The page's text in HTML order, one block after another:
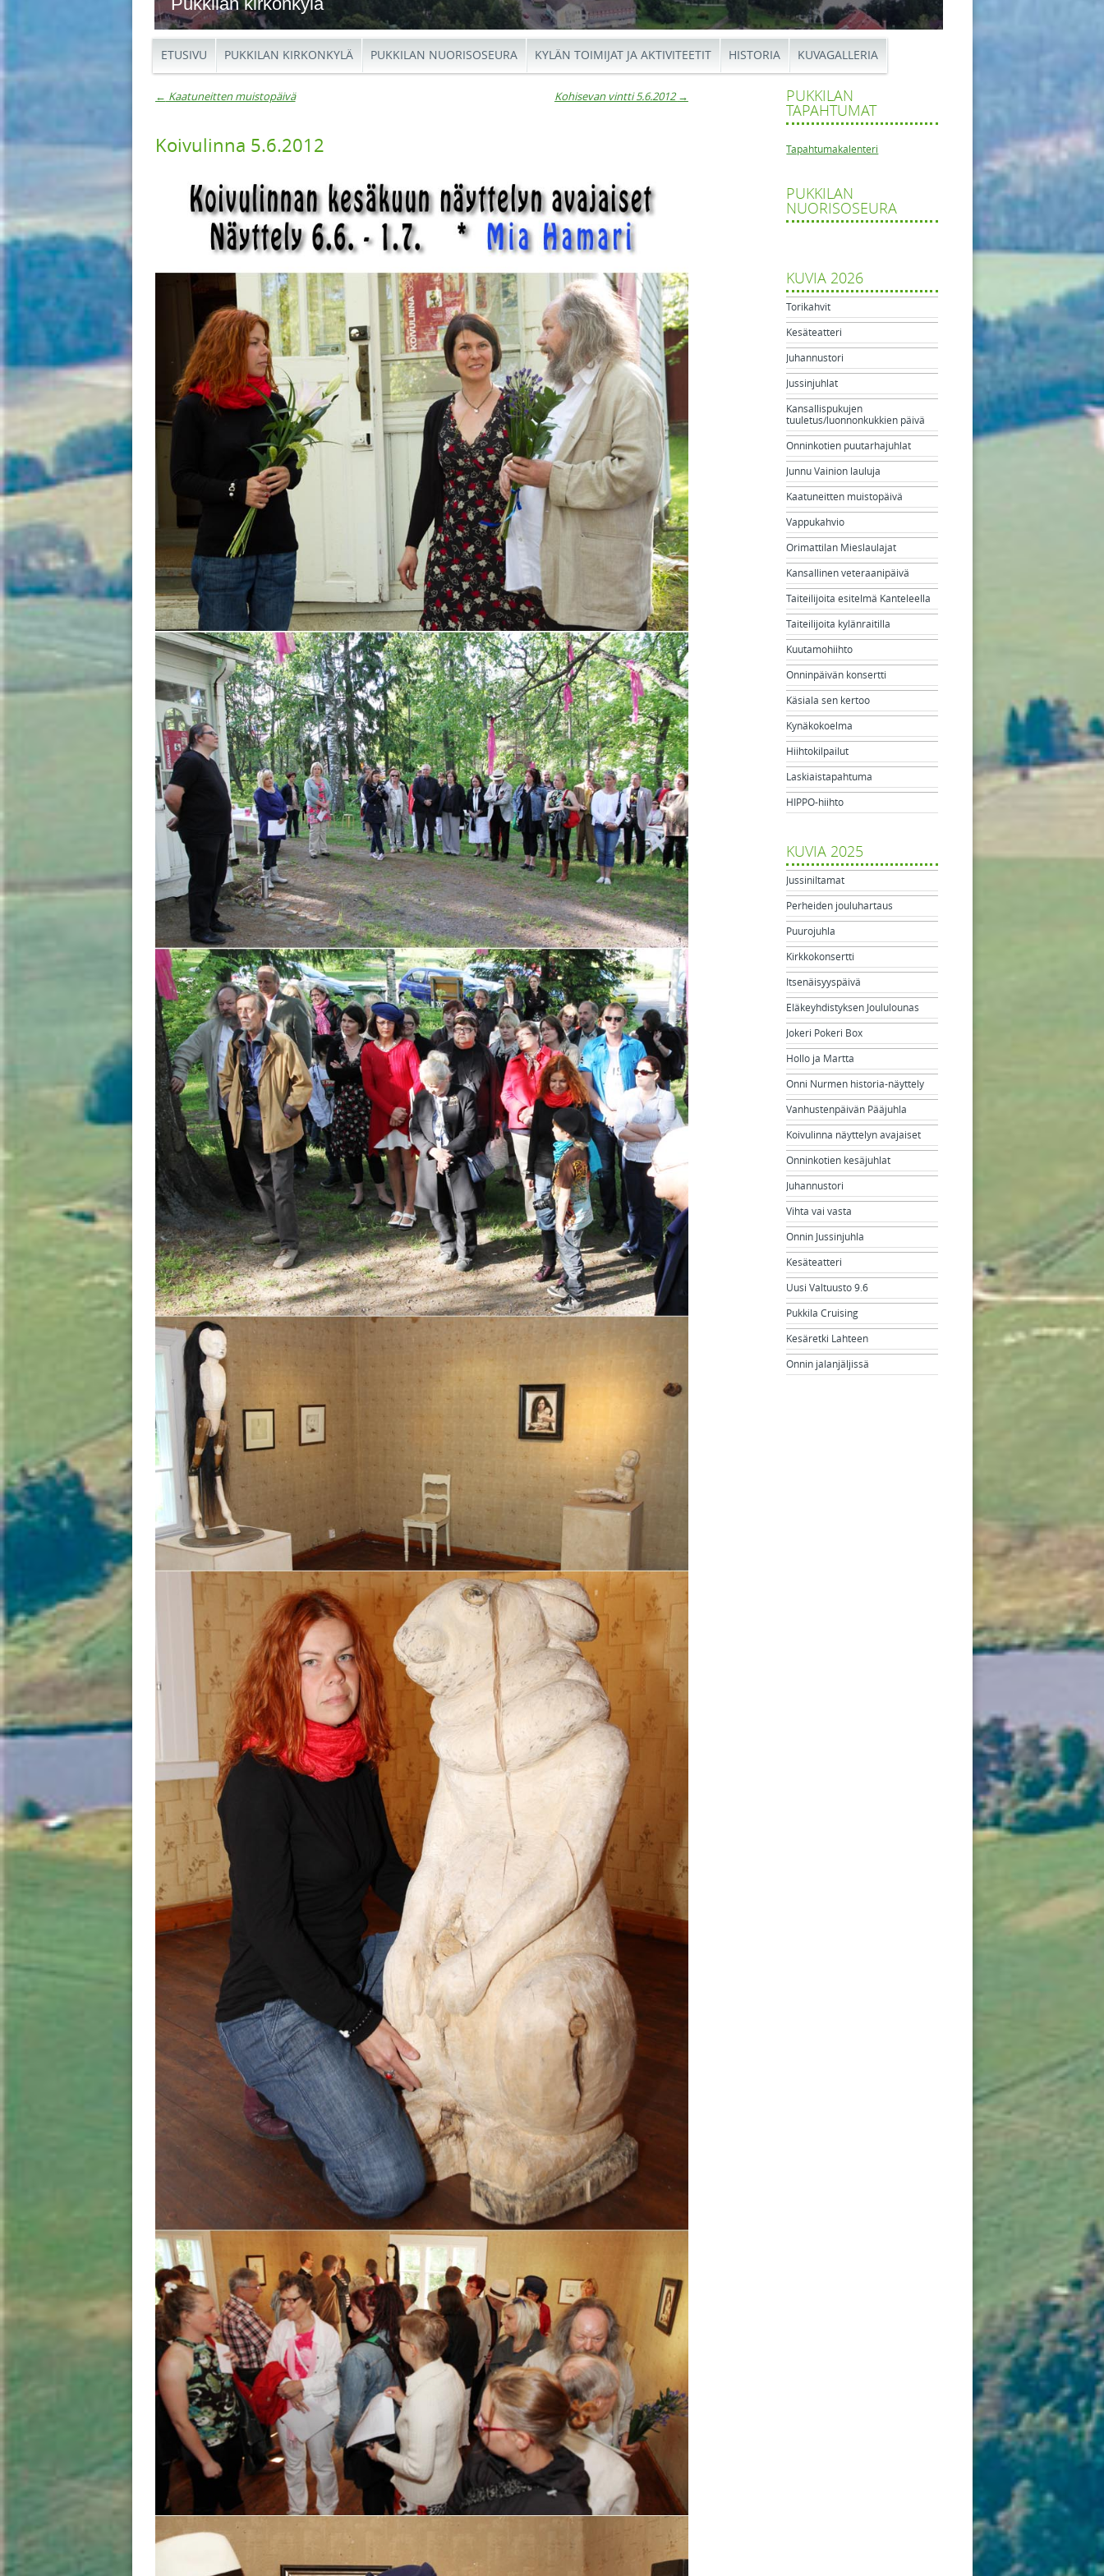
ETUSIVU PUKKILAN KIRKONKYLÄ PUKKILAN NUORISOSEURA KYLÄN TOIMIJAT JA AKTIVITEETIT HISTORIA KUVAGALLERIA
← Kaatuneitten muistopäivä Kohisevan vintti 5.6.2012 →
Koivulinna 5.6.2012
PUKKILAN
TAPAHTUMAT
Tapahtumakalenteri
PUKKILAN
NUORISOSEURA
KUVIA 2026
Torikahvit
Kesäteatteri
Juhannustori
Jussinjuhlat
Kansallispukujen
tuuletus/luonnonkukkien päivä
Onninkotien puutarhajuhlat
Junnu Vainion lauluja
Kaatuneitten muistopäivä
Vappukahvio
Orimattilan Mieslaulajat
Kansallinen veteraanipäivä
Taiteilijoita esitelmä Kanteleella
Taiteilijoita kylänraitilla
Kuutamohiihto
Onninpäivän konsertti
Käsiala sen kertoo
Kynäkokoelma
Hiihtokilpailut
Laskiaistapahtuma
HIPPO-hiihto
KUVIA 2025
Jussiniltamat
Perheiden jouluhartaus
Puurojuhla
Kirkkokonsertti
Itsenäisyyspäivä
Eläkeyhdistyksen Joululounas
Jokeri Pokeri Box
Hollo ja Martta
Onni Nurmen historia-näyttely
Vanhustenpäivän Pääjuhla
Koivulinna näyttelyn avajaiset
Onninkotien kesäjuhlat
Juhannustori
Vihta vai vasta
Onnin Jussinjuhla
Kesäteatteri
Uusi Valtuusto 9.6
Pukkila Cruising
Kesäretki Lahteen
Onnin jalanjäljissä